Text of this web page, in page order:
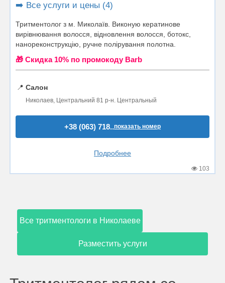
➡️ Все услуги и цены (4)
Тритментолог з м. Миколаїв. Виконую кератинове
вирівнювання волосся, відновлення волосся, ботокс,
нанореконструкцію, ручне полірування полотна.
🎁 Cкидка 10% по промокоду Barb
📍 Салон
Николаев, Центральний 81 р-н. Центральный
+38 (063) 718..показать номер
Подробнее
103
Все тритментологи в Николаеве
Разместить услуги